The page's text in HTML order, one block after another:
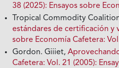
38 (2025): Ensayos sobre
Tropical Commodity
estándares de certificación y
sobre Economía Cafetera:
Gordon. Giiiet,
Cafetera: Vol. 21 (2005):